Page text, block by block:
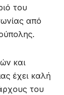
του
από
και
έχει καλή
του